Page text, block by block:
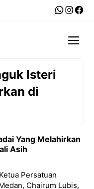
Isteri
di
Yang Melahirkan
Asih
Persatuan
Chairum Lubis,